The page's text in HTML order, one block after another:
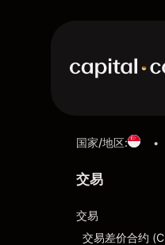
国家/地区: •
交易
交易
交易差价合约